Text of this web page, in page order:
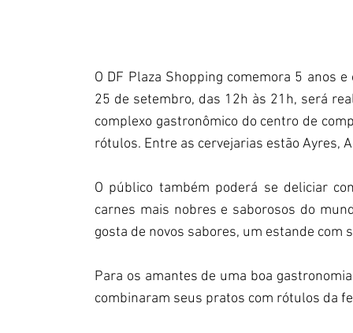
O DF Plaza Shopping comemora 5 anos
25 de setembro, das 12h às 21h, será
complexo gastronômico do centro de
rótulos. Entre as cervejarias estão Ayres,
O público também poderá se deliciar
carnes mais nobres e saborosos do
gosta de novos sabores, um estande com
Para os amantes de uma boa
combinaram seus pratos com rótulos da